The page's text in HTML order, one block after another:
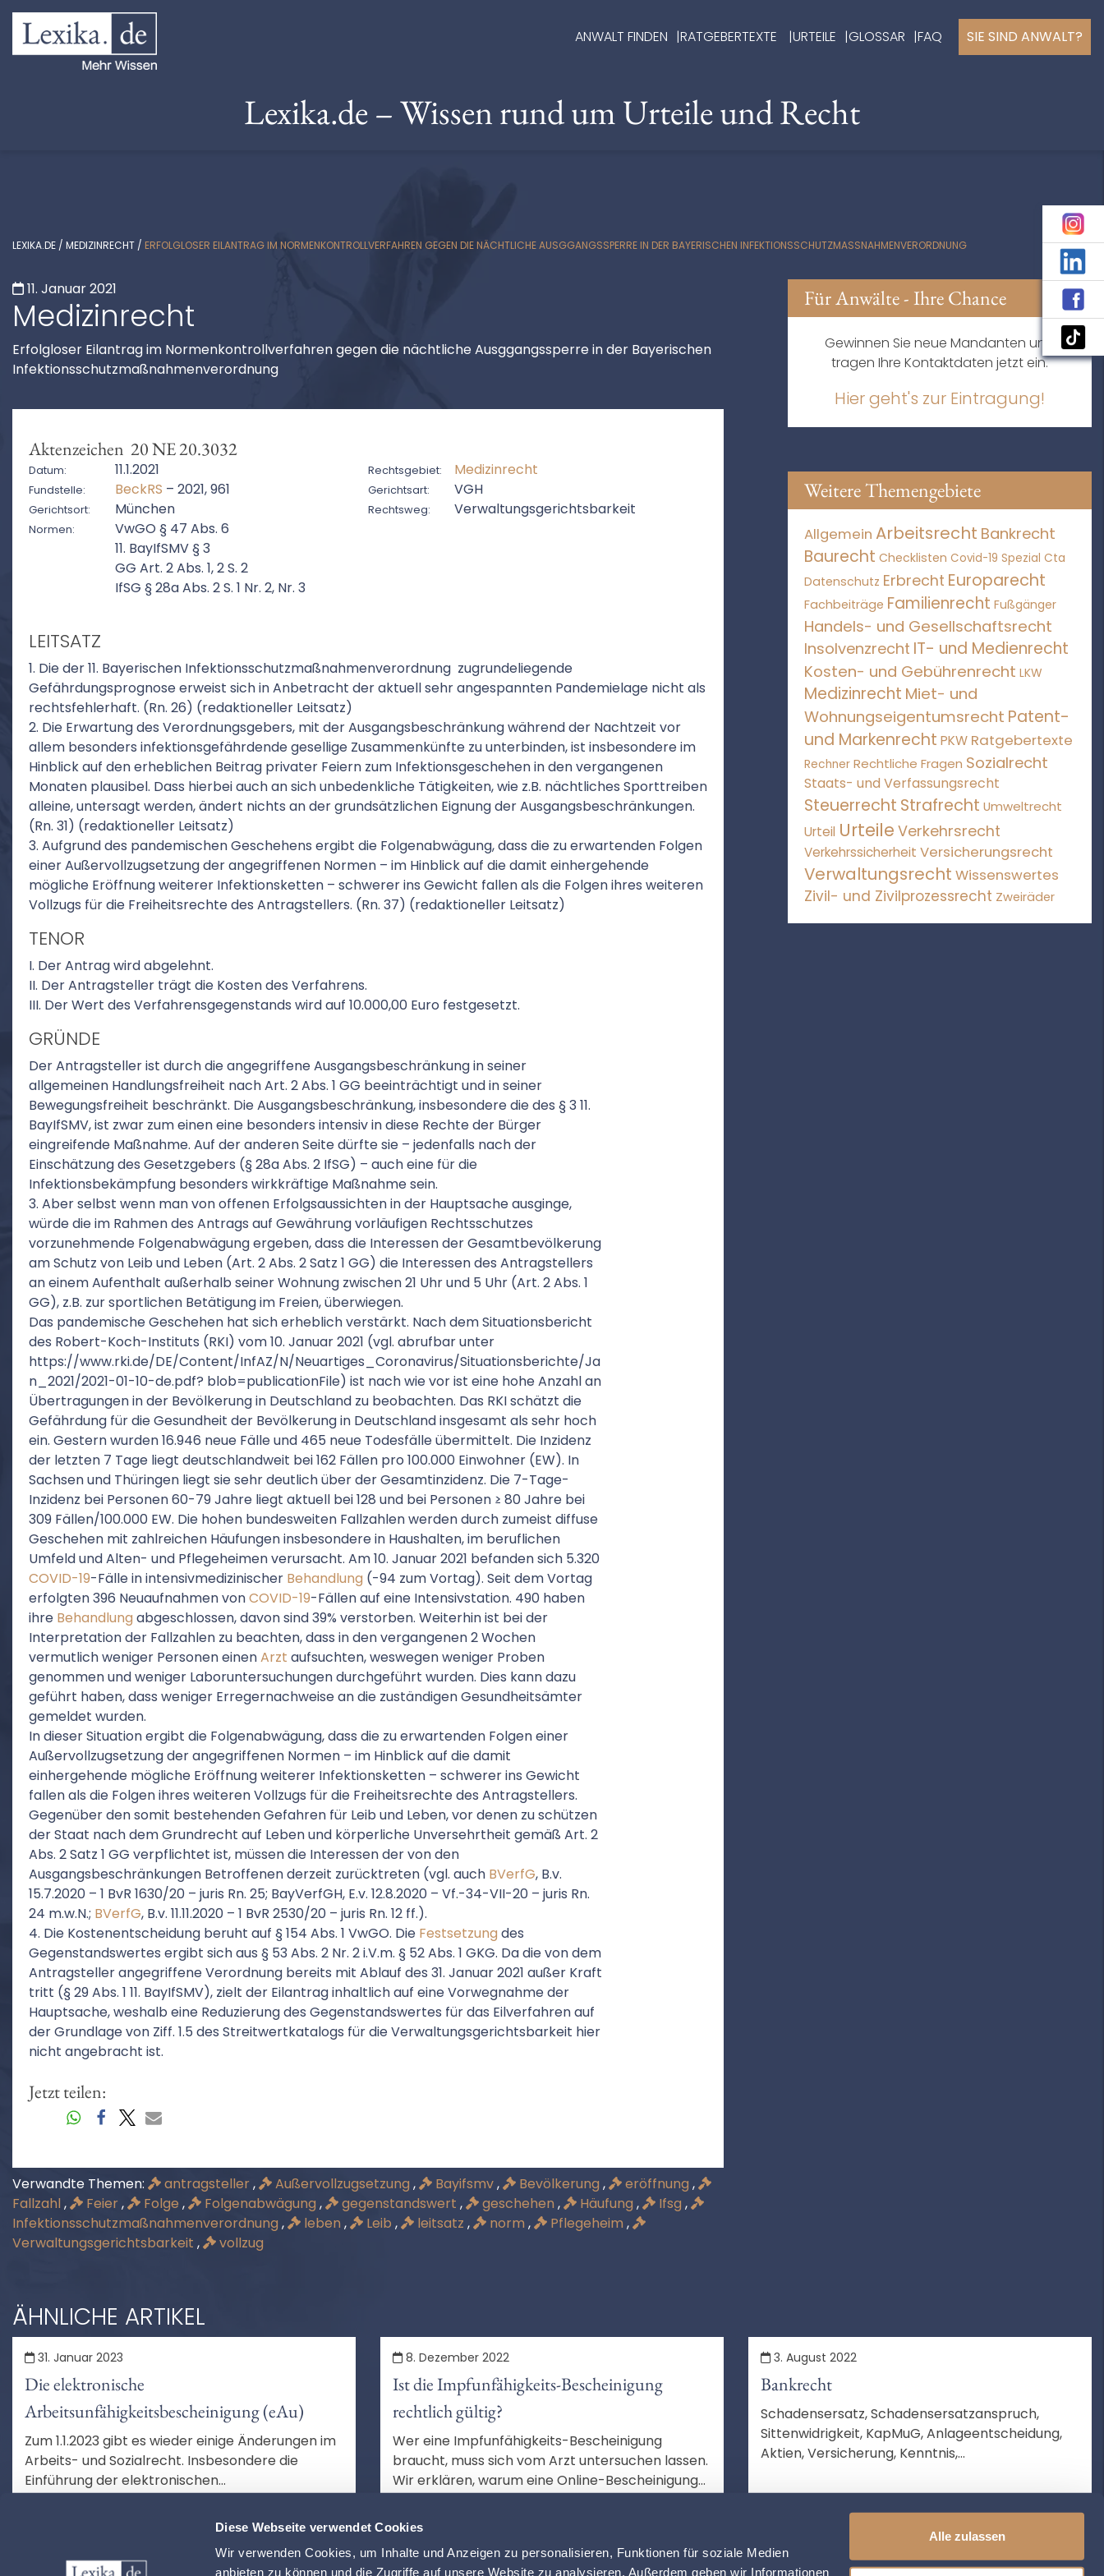
Diese Webseite verwendet Cookies
Wir verwenden Cookies, um Inhalte und Anzeigen zu personalisieren, Funktionen für soziale Medien
anbieten zu können und die Zugriffe auf unsere Website zu analysieren. Außerdem geben wir Informationen
Alle zulassen
ANWALT FINDEN RATGEBERTEXTE URTEILE GLOSSAR FAQ SIE SIND ANWALT?
Lexika.de – Wissen rund um Urteile und Recht
LEXIKA.DE / MEDIZINRECHT / ERFOLGLOSER EILANTRAG IM NORMENKONTROLLVERFAHREN GEGEN DIE NÄCHTLICHE AUSGGANGSSPERRE IN DER BAYERISCHEN INFEKTIONSSCHUTZMASSNAHMENVERORDNUNG
11. Januar 2021
Medizinrecht
Erfolgloser Eilantrag im Normenkontrollverfahren gegen die nächtliche Ausggangssperre in der Bayerischen
Infektionsschutzmaßnahmenverordnung
Aktenzeichen 20 NE 20.3032
Datum: 11.1.2021 Rechtsgebiet: Medizinrecht
Fundstelle: BeckRS – 2021, 961 Gerichtsart: VGH
Gerichtsort: München Rechtsweg: Verwaltungsgerichtsbarkeit
Normen:
VwGO § 47 Abs. 6
11. BayIfSMV § 3
GG Art. 2 Abs. 1, 2 S. 2
IfSG § 28a Abs. 2 S. 1 Nr. 2, Nr. 3
LEITSATZ
1. Die der 11. Bayerischen Infektionsschutzmaßnahmenverordnung zugrundeliegende
Gefährdungsprognose erweist sich in Anbetracht der aktuell sehr angespannten Pandemielage nicht als
rechtsfehlerhaft. (Rn. 26) (redaktioneller Leitsatz)
2. Die Erwartung des Verordnungsgebers, mit der Ausgangsbeschränkung während der Nachtzeit vor
allem besonders infektionsgefährdende gesellige Zusammenkünfte zu unterbinden, ist insbesondere im
Hinblick auf den erheblichen Beitrag privater Feiern zum Infektionsgeschehen in den vergangenen
Monaten plausibel. Dass hierbei auch an sich unbedenkliche Tätigkeiten, wie z.B. nächtliches Sporttreiben
alleine, untersagt werden, ändert nichts an der grundsätzlichen Eignung der Ausgangsbeschränkungen.
(Rn. 31) (redaktioneller Leitsatz)
3. Aufgrund des pandemischen Geschehens ergibt die Folgenabwägung, dass die zu erwartenden Folgen
einer Außervollzugsetzung der angegriffenen Normen – im Hinblick auf die damit einhergehende
mögliche Eröffnung weiterer Infektionsketten – schwerer ins Gewicht fallen als die Folgen ihres weiteren
Vollzugs für die Freiheitsrechte des Antragstellers. (Rn. 37) (redaktioneller Leitsatz)
TENOR
I. Der Antrag wird abgelehnt.
II. Der Antragsteller trägt die Kosten des Verfahrens.
III. Der Wert des Verfahrensgegenstands wird auf 10.000,00 Euro festgesetzt.
GRÜNDE
Der Antragsteller ist durch die angegriffene Ausgangsbeschränkung in seiner
allgemeinen Handlungsfreiheit nach Art. 2 Abs. 1 GG beeinträchtigt und in seiner
Bewegungsfreiheit beschränkt. Die Ausgangsbeschränkung, insbesondere die des § 3 11.
BayIfSMV, ist zwar zum einen eine besonders intensiv in diese Rechte der Bürger
eingreifende Maßnahme. Auf der anderen Seite dürfte sie – jedenfalls nach der
Einschätzung des Gesetzgebers (§ 28a Abs. 2 IfSG) – auch eine für die
Infektionsbekämpfung besonders wirkkräftige Maßnahme sein.
3. Aber selbst wenn man von offenen Erfolgsaussichten in der Hauptsache ausginge,
würde die im Rahmen des Antrags auf Gewährung vorläufigen Rechtsschutzes
vorzunehmende Folgenabwägung ergeben, dass die Interessen der Gesamtbevölkerung
am Schutz von Leib und Leben (Art. 2 Abs. 2 Satz 1 GG) die Interessen des Antragstellers
an einem Aufenthalt außerhalb seiner Wohnung zwischen 21 Uhr und 5 Uhr (Art. 2 Abs. 1
GG), z.B. zur sportlichen Betätigung im Freien, überwiegen.
Das pandemische Geschehen hat sich erheblich verstärkt. Nach dem Situationsbericht
des Robert-Koch-Instituts (RKI) vom 10. Januar 2021 (vgl. abrufbar unter
https://www.rki.de/DE/Content/InfAZ/N/Neuartiges_Coronavirus/Situationsberichte/Ja
n_2021/2021-01-10-de.pdf? blob=publicationFile) ist nach wie vor ist eine hohe Anzahl an
Übertragungen in der Bevölkerung in Deutschland zu beobachten. Das RKI schätzt die
Gefährdung für die Gesundheit der Bevölkerung in Deutschland insgesamt als sehr hoch
ein. Gestern wurden 16.946 neue Fälle und 465 neue Todesfälle übermittelt. Die Inzidenz
der letzten 7 Tage liegt deutschlandweit bei 162 Fällen pro 100.000 Einwohner (EW). In
Sachsen und Thüringen liegt sie sehr deutlich über der Gesamtinzidenz. Die 7-Tage-
Inzidenz bei Personen 60-79 Jahre liegt aktuell bei 128 und bei Personen ≥ 80 Jahre bei
309 Fällen/100.000 EW. Die hohen bundesweiten Fallzahlen werden durch zumeist diffuse
Geschehen mit zahlreichen Häufungen insbesondere in Haushalten, im beruflichen
Umfeld und Alten- und Pflegeheimen verursacht. Am 10. Januar 2021 befanden sich 5.320
COVID-19-Fälle in intensivmedizinischer Behandlung (-94 zum Vortag). Seit dem Vortag
erfolgten 396 Neuaufnahmen vonCOVID-19-Fällen auf eine Intensivstation. 490 haben
ihre Behandlung abgeschlossen, davon sind 39% verstorben. Weiterhin ist bei der
Interpretation der Fallzahlen zu beachten, dass in den vergangenen 2 Wochen
vermutlich weniger Personen einenArzt aufsuchten, weswegen weniger Proben
genommen und weniger Laboruntersuchungen durchgeführt wurden. Dies kann dazu
geführt haben, dass weniger Erregernachweise an die zuständigen Gesundheitsämter
gemeldet wurden.
In dieser Situation ergibt die Folgenabwägung, dass die zu erwartenden Folgen einer
Außervollzugsetzung der angegriffenen Normen – im Hinblick auf die damit
einhergehende mögliche Eröffnung weiterer Infektionsketten – schwerer ins Gewicht
fallen als die Folgen ihres weiteren Vollzugs für die Freiheitsrechte des Antragstellers.
Gegenüber den somit bestehenden Gefahren für Leib und Leben, vor denen zu schützen
der Staat nach dem Grundrecht auf Leben und körperliche Unversehrtheit gemäß Art. 2
Abs. 2 Satz 1 GG verpflichtet ist, müssen die Interessen der von den
Ausgangsbeschränkungen Betroffenen derzeit zurücktreten (vgl. auch BVerfG, B.v.
15.7.2020 – 1 BvR 1630/20 – juris Rn. 25; BayVerfGH, E.v. 12.8.2020 – Vf.-34-VII-20 – juris Rn.
24 m.w.N.; BVerfG, B.v. 11.11.2020 – 1 BvR 2530/20 – juris Rn. 12 ff.).
4. Die Kostenentscheidung beruht auf § 154 Abs. 1 VwGO. Die Festsetzung des
Gegenstandswertes ergibt sich aus § 53 Abs. 2 Nr. 2 i.V.m. § 52 Abs. 1 GKG. Da die von dem
Antragsteller angegriffene Verordnung bereits mit Ablauf des 31. Januar 2021 außer Kraft
tritt (§ 29 Abs. 1 11. BayIfSMV), zielt der Eilantrag inhaltlich auf eine Vorwegnahme der
Hauptsache, weshalb eine Reduzierung des Gegenstandswertes für das Eilverfahren auf
der Grundlage von Ziff. 1.5 des Streitwertkatalogs für die Verwaltungsgerichtsbarkeit hier
nicht angebracht ist.
Jetzt teilen:
Verwandte Themen: antragsteller, Außervollzugsetzung , Bayifsmv, Bevölkerung , eröffnung ,
Fallzahl, Feier, Folge , Folgenabwägung , gegenstandswert , geschehen , Häufung , Ifsg ,
Infektionsschutzmaßnahmenverordnung , leben , Leib , leitsatz , norm , Pflegeheim ,
Verwaltungsgerichtsbarkeit , vollzug
Für Anwälte - Ihre Chance
Gewinnen Sie neue Mandanten und
tragen Ihre Kontaktdaten jetzt ein.
Hier geht's zur Eintragung!
Weitere Themengebiete
Allgemein Arbeitsrecht Bankrecht
Baurecht Checklisten Covid-19 Spezial Cta
Datenschutz Erbrecht Europarecht
Fachbeiträge Familienrecht Fußgänger
Handels- und Gesellschaftsrecht
Insolvenzrecht IT- und Medienrecht
Kosten- und Gebührenrecht LKW
Medizinrecht Miet- und
Wohnungseigentumsrecht Patent-
und Markenrecht PKW Ratgebertexte
Rechner Rechtliche Fragen Sozialrecht
Staats- und Verfassungsrecht
Steuerrecht Strafrecht Umweltrecht
Urteil Urteile Verkehrsrecht
Verkehrssicherheit Versicherungsrecht
Verwaltungsrecht Wissenswertes
Zivil- und Zivilprozessrecht Zweiräder
ÄHNLICHE ARTIKEL
31. Januar 2023
Die elektronische
Arbeitsunfähigkeitsbescheinigung (eAu)
Zum 1.1.2023 gibt es wieder einige Änderungen im
Arbeits- und Sozialrecht. Insbesondere die
Einführung der elektronischen
viele Menschen in Deutschland. Wir klären auf.
8. Dezember 2022
Ist die Impfunfähigkeits-Bescheinigung
rechtlich gültig?
Wer eine Impfunfähigkeits-Bescheinigung
braucht, muss sich vom Arzt untersuchen lassen.
Wir erklären, warum eine Online-Bescheinigung
3. August 2022
Bankrecht
Schadensersatz, Schadensersatzanspruch,
Sittenwidrigkeit, KapMuG, Anlageentscheidung,
Aktien, Versicherung, Kenntnis,
Verfahren, Aussetzung, Schutzgesetz,
Berufungsverfahren, von Amts wegen